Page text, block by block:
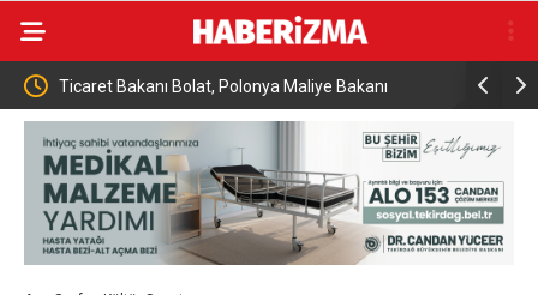
Ticaret Bakanı Bolat, Polonya Maliye Bakanı
Domanski ile bir araya geldi